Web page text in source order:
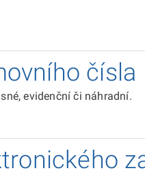
čísla
evidenční či náhradní.